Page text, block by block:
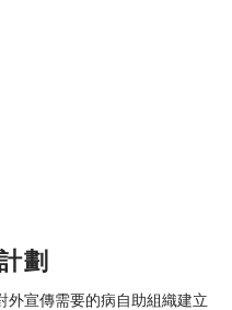
劃
外宣傳需要的病自助組織建立